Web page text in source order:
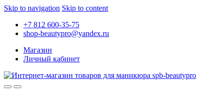
Skip to navigation Skip to content
+7 812 600-35-75
shop-beautypro@yandex.ru
Магазин
Личный кабинет